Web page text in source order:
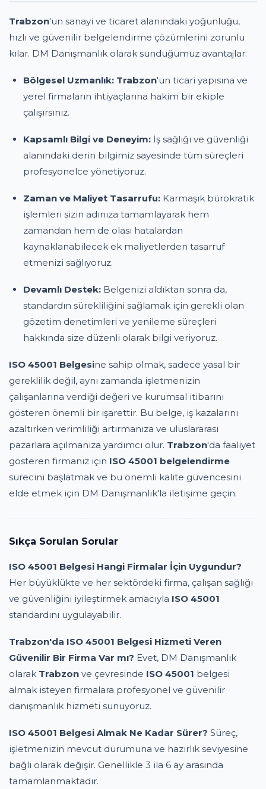
Trabzon'un sanayi ve ticaret alanındaki yoğunluğu,
hızlı ve güvenilir belgelendirme çözümlerini zorunlu
kılar. DM Danışmanlık olarak sunduğumuz avantajlar:
Bölgesel Uzmanlık: Trabzon'un ticari yapısına ve
yerel firmaların ihtiyaçlarına hakim bir ekiple
çalışırsınız.
Kapsamlı Bilgi ve Deneyim: İş sağlığı ve güvenliği
alanındaki derin bilgimiz sayesinde tüm süreçleri
profesyonelce yönetiyoruz.
Zaman ve Maliyet Tasarrufu: Karmaşık bürokratik
işlemleri sizin adınıza tamamlayarak hem
zamandan hem de olası hatalardan
kaynaklanabilecek ek maliyetlerden tasarruf
etmenizi sağlıyoruz.
Devamlı Destek: Belgenizi aldıktan sonra da,
standardın sürekliliğini sağlamak için gerekli olan
gözetim denetimleri ve yenileme süreçleri
hakkında size düzenli olarak bilgi veriyoruz.
ISO 45001 Belgesine sahip olmak, sadece yasal bir
gereklilik değil, aynı zamanda işletmenizin
çalışanlarına verdiği değeri ve kurumsal itibarını
gösteren önemli bir işarettir. Bu belge, iş kazalarını
azaltırken verimliliği artırmanıza ve uluslararası
pazarlara açılmanıza yardımcı olur. Trabzon'da faaliyet
gösteren firmanız için ISO 45001 belgelendirme
sürecini başlatmak ve bu önemli kalite güvencesini
elde etmek için DM Danışmanlık'la iletişime geçin.
Sıkça Sorulan Sorular
ISO 45001 Belgesi Hangi Firmalar İçin Uygundur?
Her büyüklükte ve her sektördeki firma, çalışan sağlığı
ve güvenliğini iyileştirmek amacıyla ISO 45001
standardını uygulayabilir.
Trabzon'da ISO 45001 Belgesi Hizmeti Veren
Güvenilir Bir Firma Var mı? Evet, DM Danışmanlık
olarak Trabzon ve çevresinde ISO 45001 belgesi
almak isteyen firmalara profesyonel ve güvenilir
danışmanlık hizmeti sunuyoruz.
ISO 45001 Belgesi Almak Ne Kadar Sürer? Süreç,
işletmenizin mevcut durumuna ve hazırlık seviyesine
bağlı olarak değişir. Genellikle 3 ila 6 ay arasında
tamamlanmaktadır.